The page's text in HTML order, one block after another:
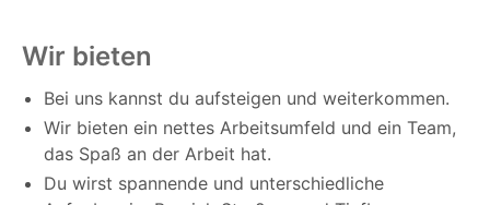
Wir bieten
Bei uns kannst du aufsteigen und weiterkommen.
Wir bieten ein nettes Arbeitsumfeld und ein Team,
das Spaß an der Arbeit hat.
Du wirst spannende und unterschiedliche